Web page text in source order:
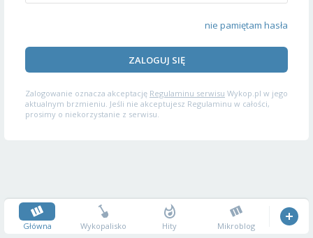
nie pamiętam hasła
ZALOGUJ SIĘ
Zalogowanie oznacza akceptację Regulaminu serwisu Wykop.pl w jego
aktualnym brzmieniu. Jeśli nie akceptujesz Regulaminu w całości,
prosimy o niekorzystanie z serwisu.
Główna Wykopalisko Hity Mikroblog